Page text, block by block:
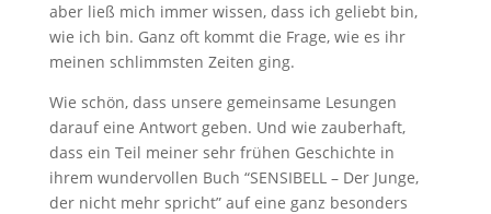
aber ließ mich immer wissen, dass ich geliebt bin,
wie ich bin. Ganz oft kommt die Frage, wie es ihr
meinen schlimmsten Zeiten ging.
Wie schön, dass unsere gemeinsame Lesungen
darauf eine Antwort geben. Und wie zauberhaft,
dass ein Teil meiner sehr frühen Geschichte in
ihrem wundervollen Buch “SENSIBELL – Der Junge,
der nicht mehr spricht” auf eine ganz besonders